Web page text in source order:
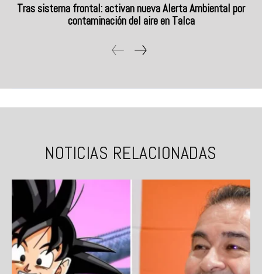
Tras sistema frontal: activan nueva Alerta Ambiental por
contaminación del aire en Talca
NOTICIAS RELACIONADAS